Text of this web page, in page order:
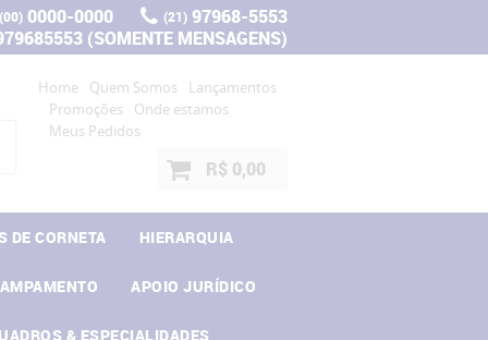
(00) 0000-0000 (21) 97968-5553
(SOMENTE MENSAGENS)
Home Quem Somos
Lançamentos
Promoções
Onde estamos
Meus Pedidos
R$ 0,00
DE CORNETA HIERARQUIA
APOIO JURÍDICO
& ESPECIALIDADES